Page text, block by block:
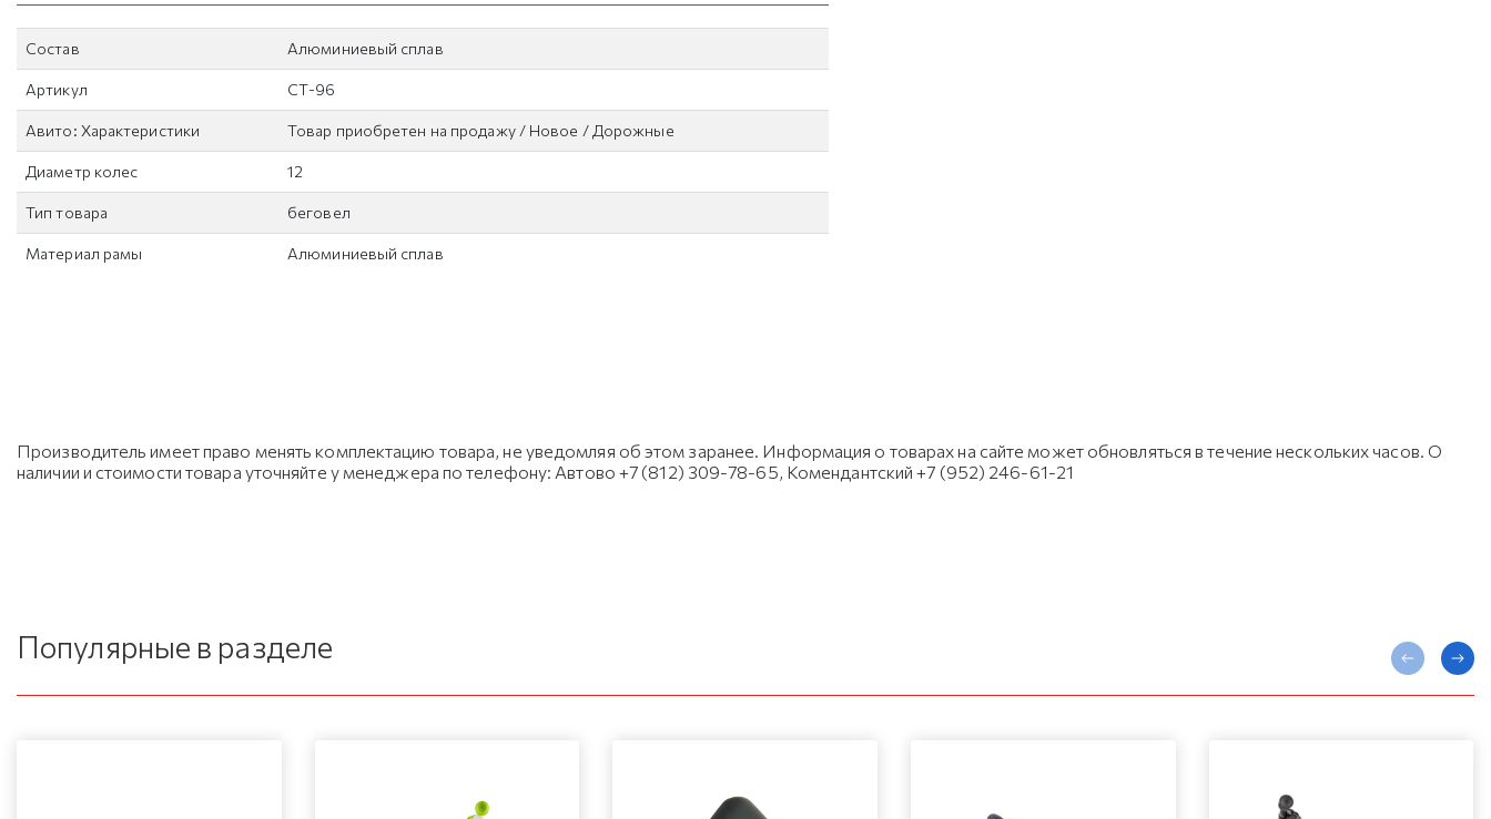
Состав Алюминиевый сплав
Артикул СТ-96
Авито: Характеристики Товар приобретен на продажу / Новое / Дорожные
Диаметр колес 12
Тип товара беговел
Материал рамы Алюминиевый сплав
Производитель имеет право менять комплектацию товара, не уведомляя об этом заранее. Информация о товарах на сайте может обновляться в течение нескольких часов. О
наличии и стоимости товара уточняйте у менеджера по телефону: Автово +7 (812) 309-78-65, Комендантский +7 (952) 246-61-21
Популярные в разделе